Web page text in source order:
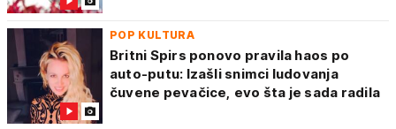
POP KULTURA
Britni Spirs ponovo pravila haos po
auto-putu: Izašli snimci ludovanja
čuvene pevačice, evo šta je sada radila